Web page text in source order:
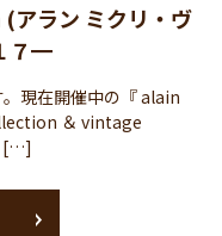
ラン ミクリ・ヴ
７━
現在開催中の『 alain
＆ vintage
[…]